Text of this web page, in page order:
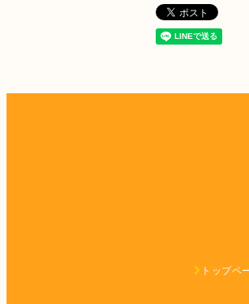
トップペ